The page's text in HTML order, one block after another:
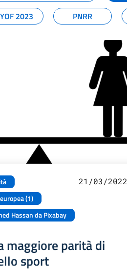
2023 PNRR
(1)
Hassan da Pixabay
21/03/2022
maggiore parità di
sport